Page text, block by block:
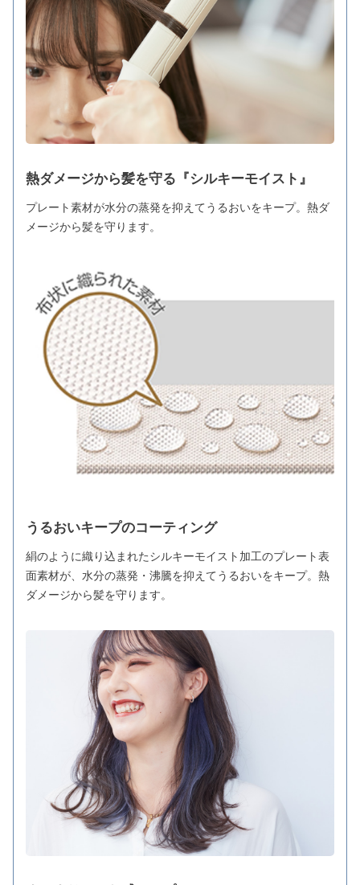
熱ダメージから髪を守る『シルキーモイスト』
プレート素材が水分の蒸発を抑えてうるおいをキープ。熱ダ
メージから髪を守ります。
うるおいキープのコーティング
絹のように織り込まれたシルキーモイスト加工のプレート表
面素材が、水分の蒸発・沸騰を抑えてうるおいをキープ。熱
ダメージから髪を守ります。